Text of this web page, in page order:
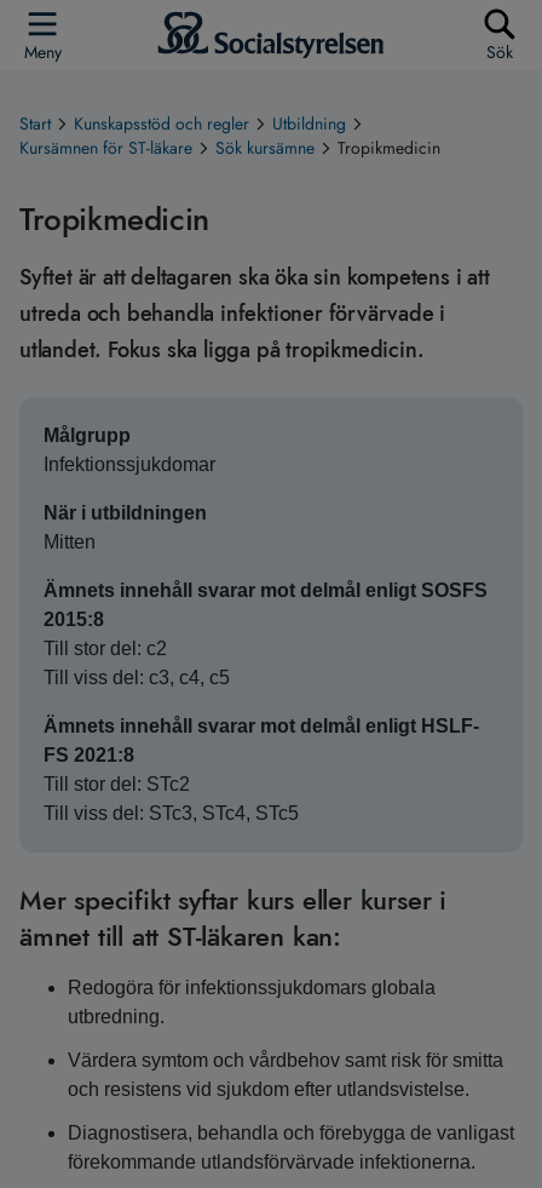
Meny Sök
Start Kunskapsstöd och regler
Utbildning
Kursämnen för ST-läkare
Sök kursämne Tropikmedicin
Tropikmedicin
Syftet är att deltagaren ska öka sin kompetens i att
utreda och behandla infektioner förvärvade i
utlandet. Fokus ska ligga på tropikmedicin.
Målgrupp
Infektionssjukdomar
När i utbildningen
Mitten
Ämnets innehåll svarar mot delmål enligt SOSFS
2015:8
Till stor del: c2
Till viss del: c3, c4, c5
Ämnets innehåll svarar mot delmål enligt HSLF-
FS 2021:8
Till stor del: STc2
Till viss del: STc3, STc4, STc5
Mer specifikt syftar kurs eller kurser i
ämnet till att ST-läkaren kan:
Redogöra för infektionssjukdomars globala
utbredning.
Värdera symtom och vårdbehov samt risk för smitta
och resistens vid sjukdom efter utlandsvistelse.
Diagnostisera, behandla och förebygga de vanligast
förekommande utlandsförvärvade infektionerna.